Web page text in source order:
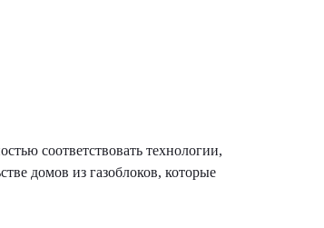
соответствовать технологии,
домов из газоблоков, которые